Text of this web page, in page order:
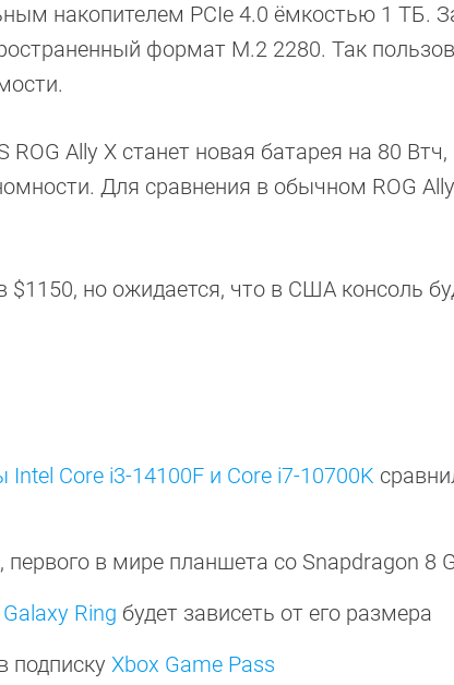
накопителем PCIe 4.0 ёмкостью 1 ТБ.
формат M.2 2280. Так
Ally X станет новая батарея на 80 Втч,
Для сравнения в обычном ROG Ally
$1150, но ожидается, что в США консоль
Intel Core i3-14100F и Core i7-10700K
, первого в мире планшета со Snapdragon 8
Ring будет зависеть от его размера
подписку Xbox Game Pass